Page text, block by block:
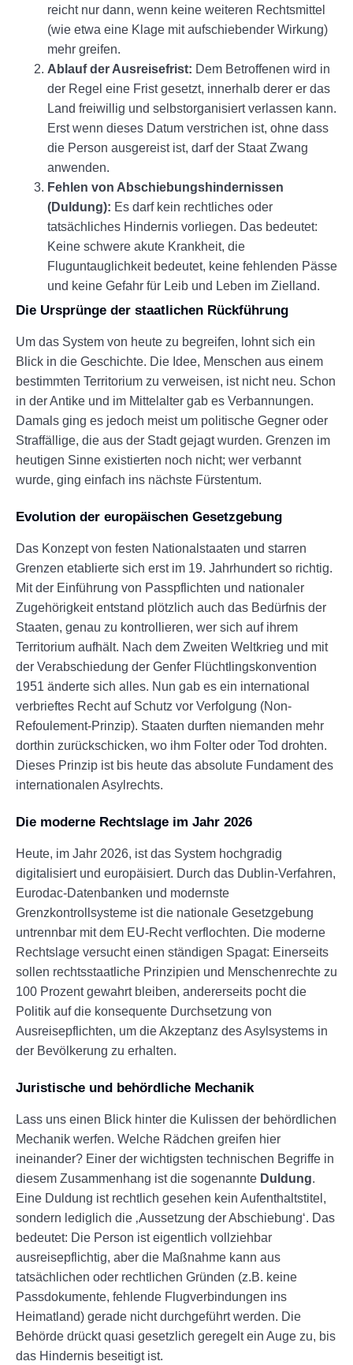
reicht nur dann, wenn keine weiteren Rechtsmittel
(wie etwa eine Klage mit aufschiebender Wirkung)
mehr greifen.
Ablauf der Ausreisefrist: Dem Betroffenen wird in
der Regel eine Frist gesetzt, innerhalb derer er das
Land freiwillig und selbstorganisiert verlassen kann.
Erst wenn dieses Datum verstrichen ist, ohne dass
die Person ausgereist ist, darf der Staat Zwang
anwenden.
Fehlen von Abschiebungshindernissen
(Duldung): Es darf kein rechtliches oder
tatsächliches Hindernis vorliegen. Das bedeutet:
Keine schwere akute Krankheit, die
Fluguntauglichkeit bedeutet, keine fehlenden Pässe
und keine Gefahr für Leib und Leben im Zielland.
Die Ursprünge der staatlichen Rückführung
Um das System von heute zu begreifen, lohnt sich ein
Blick in die Geschichte. Die Idee, Menschen aus einem
bestimmten Territorium zu verweisen, ist nicht neu. Schon
in der Antike und im Mittelalter gab es Verbannungen.
Damals ging es jedoch meist um politische Gegner oder
Straffällige, die aus der Stadt gejagt wurden. Grenzen im
heutigen Sinne existierten noch nicht; wer verbannt
wurde, ging einfach ins nächste Fürstentum.
Evolution der europäischen Gesetzgebung
Das Konzept von festen Nationalstaaten und starren
Grenzen etablierte sich erst im 19. Jahrhundert so richtig.
Mit der Einführung von Passpflichten und nationaler
Zugehörigkeit entstand plötzlich auch das Bedürfnis der
Staaten, genau zu kontrollieren, wer sich auf ihrem
Territorium aufhält. Nach dem Zweiten Weltkrieg und mit
der Verabschiedung der Genfer Flüchtlingskonvention
1951 änderte sich alles. Nun gab es ein international
verbrieftes Recht auf Schutz vor Verfolgung (Non-
Refoulement-Prinzip). Staaten durften niemanden mehr
dorthin zurückschicken, wo ihm Folter oder Tod drohten.
Dieses Prinzip ist bis heute das absolute Fundament des
internationalen Asylrechts.
Die moderne Rechtslage im Jahr 2026
Heute, im Jahr 2026, ist das System hochgradig
digitalisiert und europäisiert. Durch das Dublin-Verfahren,
Eurodac-Datenbanken und modernste
Grenzkontrollsysteme ist die nationale Gesetzgebung
untrennbar mit dem EU-Recht verflochten. Die moderne
Rechtslage versucht einen ständigen Spagat: Einerseits
sollen rechtsstaatliche Prinzipien und Menschenrechte zu
100 Prozent gewahrt bleiben, andererseits pocht die
Politik auf die konsequente Durchsetzung von
Ausreisepflichten, um die Akzeptanz des Asylsystems in
der Bevölkerung zu erhalten.
Juristische und behördliche Mechanik
Lass uns einen Blick hinter die Kulissen der behördlichen
Mechanik werfen. Welche Rädchen greifen hier
ineinander? Einer der wichtigsten technischen Begriffe in
diesem Zusammenhang ist die sogenannte Duldung.
Eine Duldung ist rechtlich gesehen kein Aufenthaltstitel,
sondern lediglich die ‚Aussetzung der Abschiebung‘. Das
bedeutet: Die Person ist eigentlich vollziehbar
ausreisepflichtig, aber die Maßnahme kann aus
tatsächlichen oder rechtlichen Gründen (z.B. keine
Passdokumente, fehlende Flugverbindungen ins
Heimatland) gerade nicht durchgeführt werden. Die
Behörde drückt quasi gesetzlich geregelt ein Auge zu, bis
das Hindernis beseitigt ist.